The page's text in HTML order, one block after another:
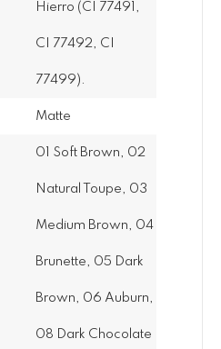
Hierro (CI 77491,
CI 77492, CI
77499).
Matte
01 Soft Brown, 02
Natural Toupe, 03
Medium Brown, 04
Brunette, 05 Dark
Brown, 06 Auburn,
08 Dark Chocolate